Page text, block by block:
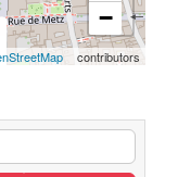
−
contributors